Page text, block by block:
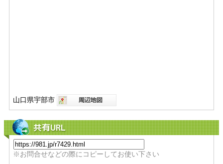
山口県宇部市
共有URL
※お問合せなどの際にコピーしてお使い下さい